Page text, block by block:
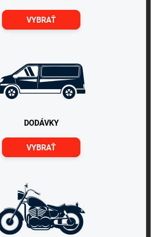
VYBRAŤ
DODÁVKY
VYBRAŤ